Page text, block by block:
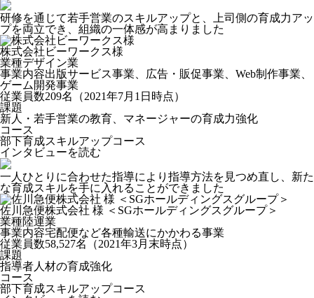
研修を通じて若手営業のスキルアップと、上司側の育成力アッ
プを両立でき、組織の一体感が高まりました
株式会社ビーワークス様
業種デザイン業
事業内容出版サービス事業、広告・販促事業、Web制作事業、
ゲーム開発事業
従業員数209名（2021年7月1日時点）
課題
新人・若手営業の教育、マネージャーの育成力強化
コース
部下育成スキルアップコース
インタビューを読む
一人ひとりに合わせた指導により指導方法を見つめ直し、新た
な育成スキルを手に入れることができました
佐川急便株式会社 様 ＜SGホールディングスグループ＞
業種陸運業
事業内容宅配便など各種輸送にかかわる事業
従業員数58,527名（2021年3月末時点）
課題
指導者人材の育成強化
コース
部下育成スキルアップコース